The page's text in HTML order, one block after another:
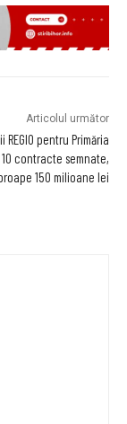
Articolul următor
REGIO pentru Primăria
contracte semnate,
150 milioane lei